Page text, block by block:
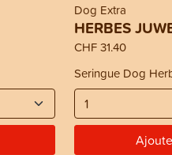
Dog Extra
HERBES
CHF 31.40
Seringue Dog